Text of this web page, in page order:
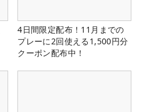
4日間限定配布！11月までの
プレーに2回使える1,500円分
クーポン配布中！